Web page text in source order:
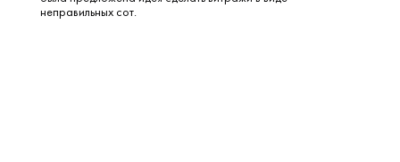
неправильных сот.